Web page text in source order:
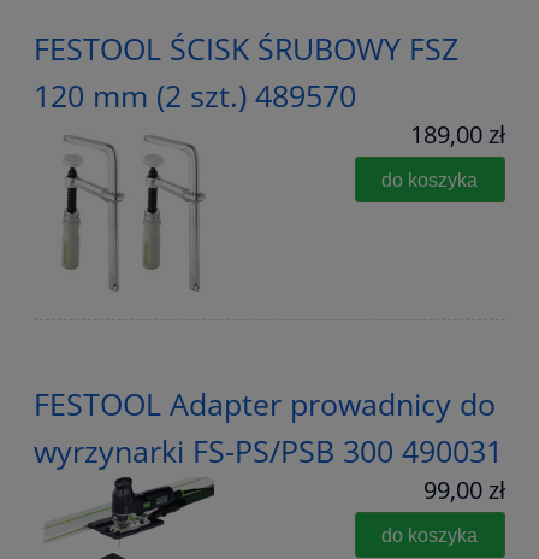
FESTOOL ŚCISK ŚRUBOWY FSZ
120 mm (2 szt.) 489570
189,00 zł
do koszyka
FESTOOL Adapter prowadnicy do
wyrzynarki FS-PS/PSB 300 490031
99,00 zł
do koszyka